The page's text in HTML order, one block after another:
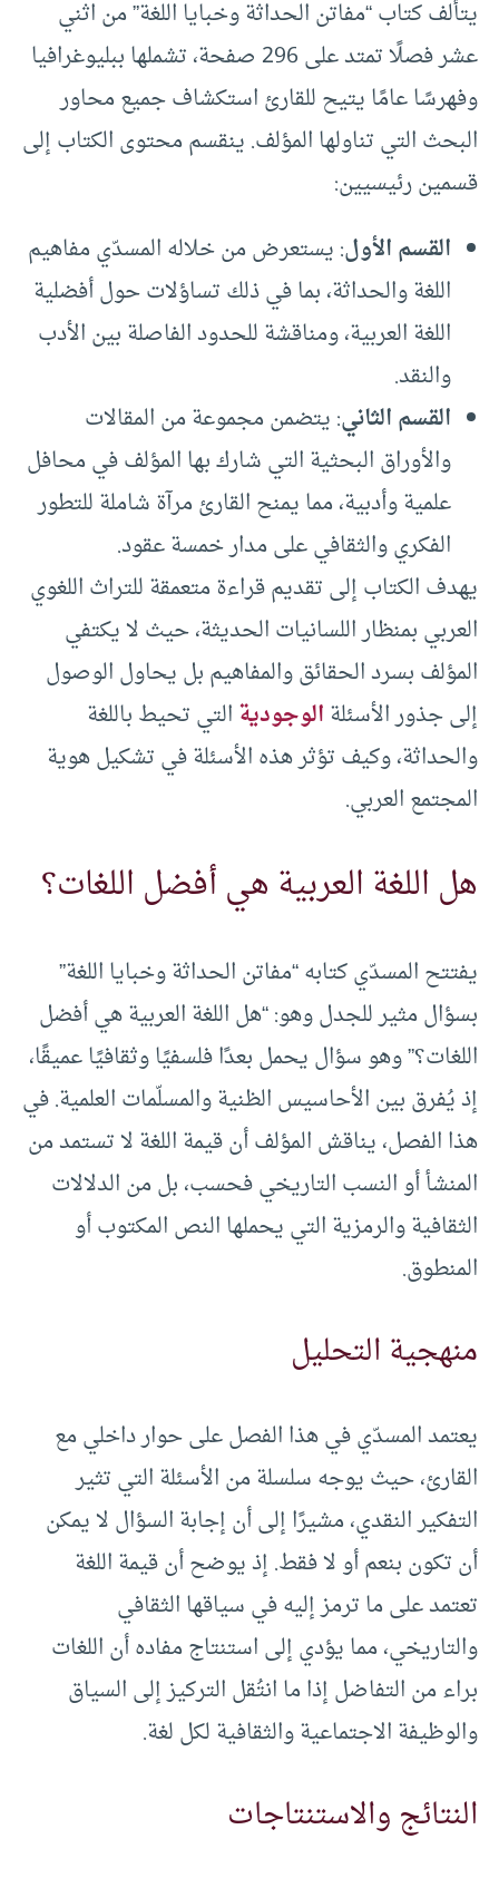
يتألف كتاب “مفاتن الحداثة وخبايا اللغة” من اثني
عشر فصلًا تمتد على 296 صفحة، تشملها ببليوغرافيا
وفهرسًا عامًا يتيح للقارئ استكشاف جميع محاور
البحث التي تناولها المؤلف. ينقسم محتوى الكتاب إلى
قسمين رئيسيين:
القسم الأول: يستعرض من خلاله المسدّي مفاهيم
اللغة والحداثة، بما في ذلك تساؤلات حول أفضلية
اللغة العربية، ومناقشة للحدود الفاصلة بين الأدب
والنقد.
القسم الثاني: يتضمن مجموعة من المقالات
والأوراق البحثية التي شارك بها المؤلف في محافل
علمية وأدبية، مما يمنح القارئ مرآة شاملة للتطور
الفكري والثقافي على مدار خمسة عقود.
يهدف الكتاب إلى تقديم قراءة متعمقة للتراث اللغوي
العربي بمنظار اللسانيات الحديثة، حيث لا يكتفي
المؤلف بسرد الحقائق والمفاهيم بل يحاول الوصول
إلى جذور الأسئلةالوجوديةالتي تحيط باللغة
والحداثة، وكيف تؤثر هذه الأسئلة في تشكيل هوية
المجتمع العربي.
هل اللغة العربية هي أفضل اللغات؟
يفتتح المسدّي كتابه “مفاتن الحداثة وخبايا اللغة”
بسؤال مثير للجدل وهو: “هل اللغة العربية هي أفضل
اللغات؟” وهو سؤال يحمل بعدًا فلسفيًا وثقافيًا عميقًا،
إذ يُفرق بين الأحاسيس الظنية والمسلّمات العلمية. في
هذا الفصل، يناقش المؤلف أن قيمة اللغة لا تستمد من
المنشأ أو النسب التاريخي فحسب، بل من الدلالات
الثقافية والرمزية التي يحملها النص المكتوب أو
المنطوق.
منهجية التحليل
يعتمد المسدّي في هذا الفصل على حوار داخلي مع
القارئ، حيث يوجه سلسلة من الأسئلة التي تثير
التفكير النقدي، مشيرًا إلى أن إجابة السؤال لا يمكن
أن تكون بنعم أو لا فقط. إذ يوضح أن قيمة اللغة
تعتمد على ما ترمز إليه في سياقها الثقافي
والتاريخي، مما يؤدي إلى استنتاج مفاده أن اللغات
براء من التفاضل إذا ما انتُقل التركيز إلى السياق
والوظيفة الاجتماعية والثقافية لكل لغة.
النتائج والاستنتاجات